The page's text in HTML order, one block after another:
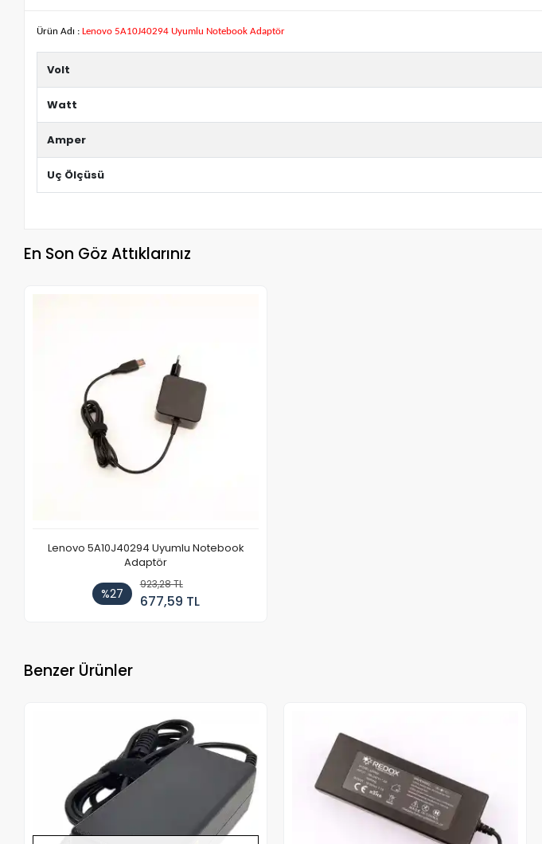
Ürün Adı : Lenovo 5A10J40294 Uyumlu Notebook Adaptör
Volt
Watt
Amper
Uç Ölçüsü
En Son Göz Attıklarınız
Lenovo 5A10J40294 Uyumlu Notebook
Adaptör
%27
923,28 TL
677,59 TL
Benzer Ürünler